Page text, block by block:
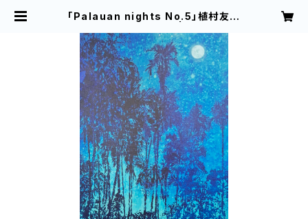
「Palauan nights No.5」植村友哉